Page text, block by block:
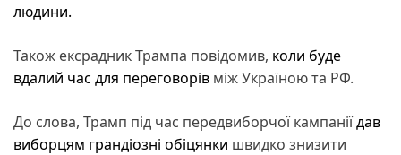
людини.
Також ексрадник Трампа повідомив, коли буде
вдалий час для переговорів між Україною та РФ.
До слова, Трамп під час передвиборчої кампаніїдав
виборцям грандіозні обіцянки швидко знизити